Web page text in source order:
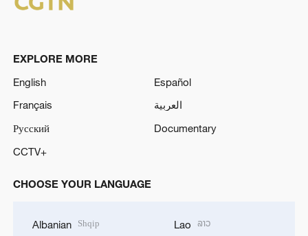
EXPLORE MORE
English
Español
Français
العربية
Русский
Documentary
CCTV+
CHOOSE YOUR LANGUAGE
Albanian Shqip Lao ລາວ